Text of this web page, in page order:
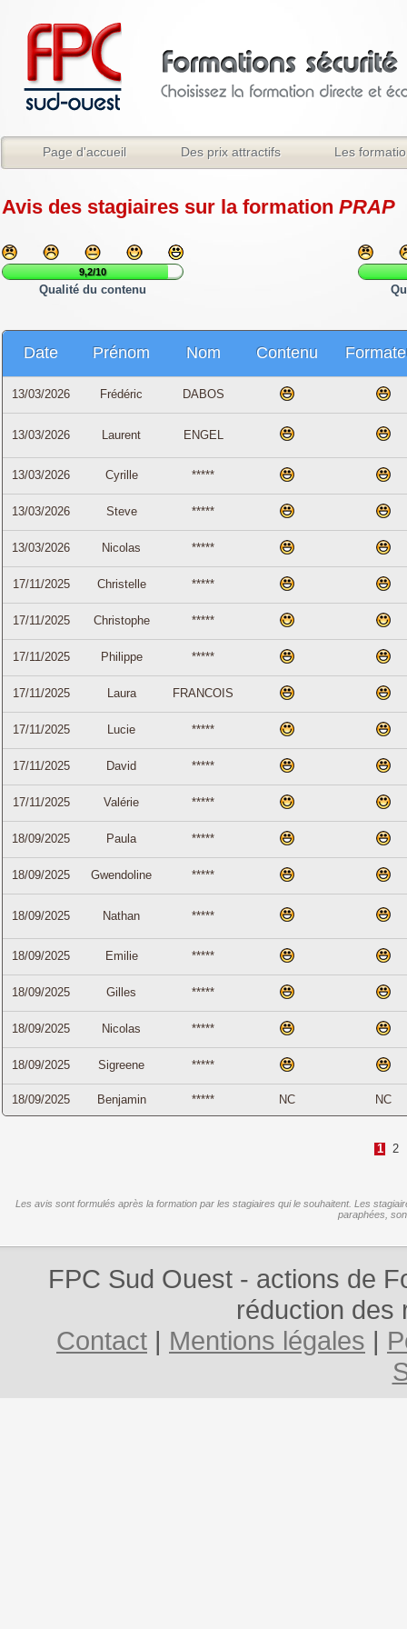
Page d'accueil Des prix attractifs Les
Avis des stagiaires sur la formation PRAP
9,2/10
Qualité du contenu
Date Prénom Nom Contenu
13/03/2026 Frédéric DABOS
13/03/2026 Laurent ENGEL
13/03/2026 Cyrille *****
13/03/2026 Steve *****
13/03/2026 Nicolas *****
17/11/2025 Christelle *****
17/11/2025 Christophe *****
17/11/2025 Philippe *****
17/11/2025 Laura FRANCOIS
17/11/2025 Lucie *****
17/11/2025 David *****
17/11/2025 Valérie *****
18/09/2025 Paula *****
18/09/2025 Gwendoline *****
18/09/2025 Nathan *****
18/09/2025 Emilie *****
18/09/2025 Gilles *****
18/09/2025 Nicolas *****
18/09/2025 Sigreene *****
18/09/2025 Benjamin ***** NC NC
1 2
Les avis sont formulés après la formation par les stagiaires qui le souhaitent. Les
paraphées,
FPC Sud Ouest - actions de
réduction des
Contact | Mentions légales |